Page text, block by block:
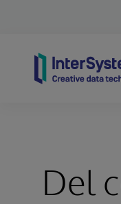
Del